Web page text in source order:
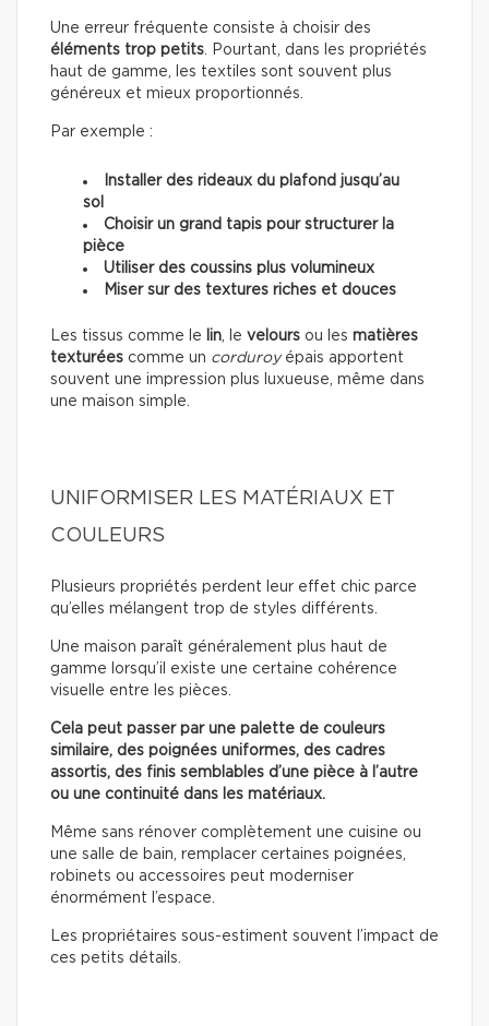
Une erreur fréquente consiste à choisir des
éléments trop petits. Pourtant, dans les propriétés
haut de gamme, les textiles sont souvent plus
généreux et mieux proportionnés.
Par exemple :
Installer des rideaux du plafond jusqu’au
sol
Choisir un grand tapis pour structurer la
pièce
Utiliser des coussins plus volumineux
Miser sur des textures riches et douces
Les tissus comme le lin, le velours ou les matières
texturées comme un corduroyépais apportent
souvent une impression plus luxueuse, même dans
une maison simple.
UNIFORMISER LES MATÉRIAUX ET
COULEURS
Plusieurs propriétés perdent leur effet chic parce
qu’elles mélangent trop de styles différents.
Une maison paraît généralement plus haut de
gamme lorsqu’il existe une certaine cohérence
visuelle entre les pièces.
Cela peut passer par une palette de couleurs
similaire, des poignées uniformes, des cadres
assortis, des finis semblables d’une pièce à l’autre
ou une continuité dans les matériaux.
Même sans rénover complètement une cuisine ou
une salle de bain, remplacer certaines poignées,
robinets ou accessoires peut moderniser
énormément l’espace.
Les propriétaires sous-estiment souvent l’impact de
ces petits détails.